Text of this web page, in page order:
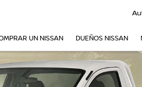
UN NISSAN DUEÑOS NISSAN